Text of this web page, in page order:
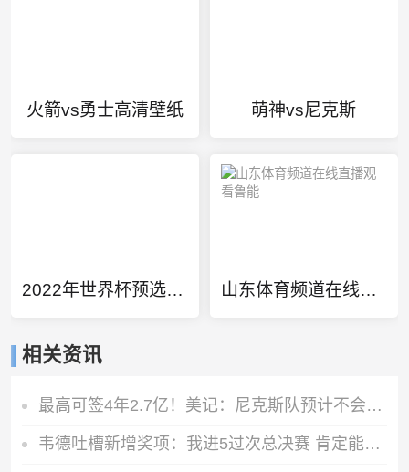
火箭vs勇士高清壁纸 萌神vs尼克斯
2022年世界杯预选赛大洋洲赛区比赛结果 山东体育频道在线直播观看鲁能
相关资讯
最高可签4年2.7亿！美记：尼克斯队预计不会给唐斯提供全额顶薪
韦德吐槽新增奖项：我进5过次总决赛 肯定能拿一两个东决MVP